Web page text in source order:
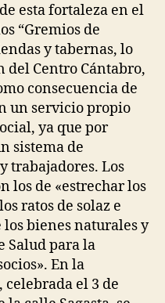
esta fortaleza en el
“Gremios de
y tabernas, lo
del Centro Cántabro,
consecuencia de
un servicio propio
ya que por
sistema de
trabajadores. Los
los de «estrechar los
ratos de solaz e
bienes naturales y
Salud para la
En la
el 3 de